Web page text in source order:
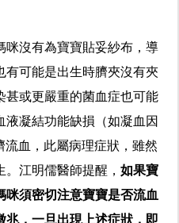
咪沒有為寶寶貼妥紗布，導
有可能是出生時臍夾沒有夾
甚或更嚴重的菌血症也可能
凝結功能缺損（如凝血因
血，此屬病理症狀，雖然
江明儒醫師提醒， 如果寶
須密切注意寶寶是否流血
兆，一旦出現上述症狀，即